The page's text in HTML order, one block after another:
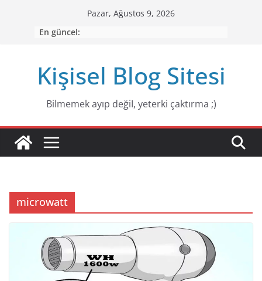
Pazar, Ağustos 9, 2026
En güncel:
Kişisel Blog Sitesi
Bilmemek ayıp değiI, yeterki çaktırma ;)
microwatt